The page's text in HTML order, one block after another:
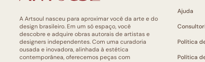
A Artsoul nasceu para aproximar você da arte e do
design brasileiro. Em um só espaço, você
descobre e adquire obras autorais de artistas e
designers independentes. Com uma curadoria
ousada e inovadora, alinhada à estética
contemporânea, oferecemos peças com
Ajuda
Política
Política